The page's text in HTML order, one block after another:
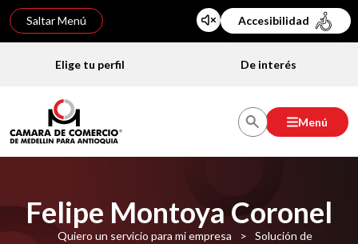
Saltar Menú Accesibilidad
Elige tu perfil De interés
Menú
Felipe Montoya Coronel
Quiero un servicio para mi empresa >
Solución de